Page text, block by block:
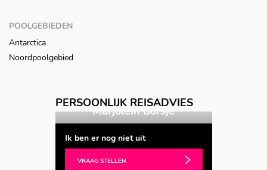
POOLGEBIEDEN
Antarctica
Noordpoolgebied
PERSOONLIJK REISADVIES
Marjolein Borsje
Ik ben er nog niet uit
VRAAG STELLEN